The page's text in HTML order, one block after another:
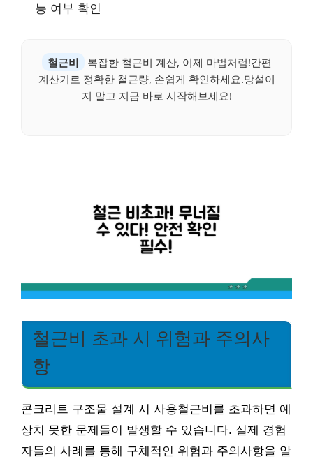
능 여부 확인
철근비
복잡한 철근비 계산, 이제 마법처럼!간편
계산기로 정확한 철근량, 손쉽게 확인하세요.망설이
지 말고 지금 바로 시작해보세요!
철근비 초과 시 위험과 주의사
항
콘크리트 구조물 설계 시 사용철근비를 초과하면 예
상치 못한 문제들이 발생할 수 있습니다. 실제 경험
자들의 사례를 통해 구체적인 위험과 주의사항을 알